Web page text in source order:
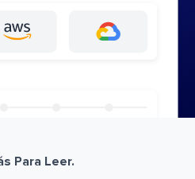
Para Leer.